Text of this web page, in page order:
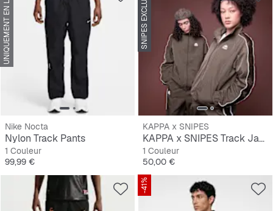
UNIQUEMENT EN LIGNE
Nike Nocta
Nylon Track Pants
1 Couleur
Prix
99,99 €
SNIPES EXCLUSIVE
KAPPA x SNIPES
KAPPA x SNIPES Track Jacket
1 Couleur
Prix
50,00 €
-41%